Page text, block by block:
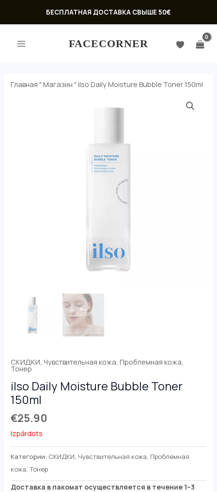
БЕСПЛАТНАЯ ДОСТАВКА СВЫШЕ 50€
МЕНЮ
FACECORNER
Главная "Магазин "ilso Daily Moisture Bubble Toner 150ml
СКИДКИ,Чувствительная кожа,Проблемная кожа,
Тонер
ilso Daily Moisture Bubble Toner
150ml
€25.90
Izpārdots
Категории: СКИДКИ, Чувствительная кожа, Проблемная
кожа,Тонер
Доставка в пакомат осуществляется в течение 1–3